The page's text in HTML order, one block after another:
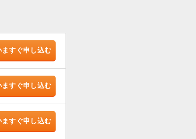
ますぐ申し込む
ますぐ申し込む
ますぐ申し込む